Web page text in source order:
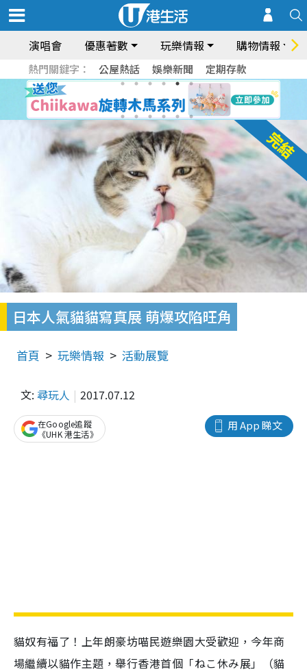
演唱會 優惠著數 玩樂情報 購物情報
熱門關鍵字： 公屋熱話 娛樂新聞 定期存款
日本人氣貓貓寫真展 萌爆攻陷旺角
首頁 玩樂情報 活動展覽
文: 尋玩人 2017.07.12
用 App 睇文
在Google追蹤
《UHK 港生活》
貓奴有福了！上年朗豪坊喵民遊樂園大受歡迎，今年商
場繼續以貓作主題，舉行香港首個 「ねこ休み展」（貓